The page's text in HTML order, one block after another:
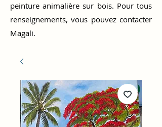
peinture animalière sur bois. Pour tous
renseignements, vous pouvez contacter
Magali.